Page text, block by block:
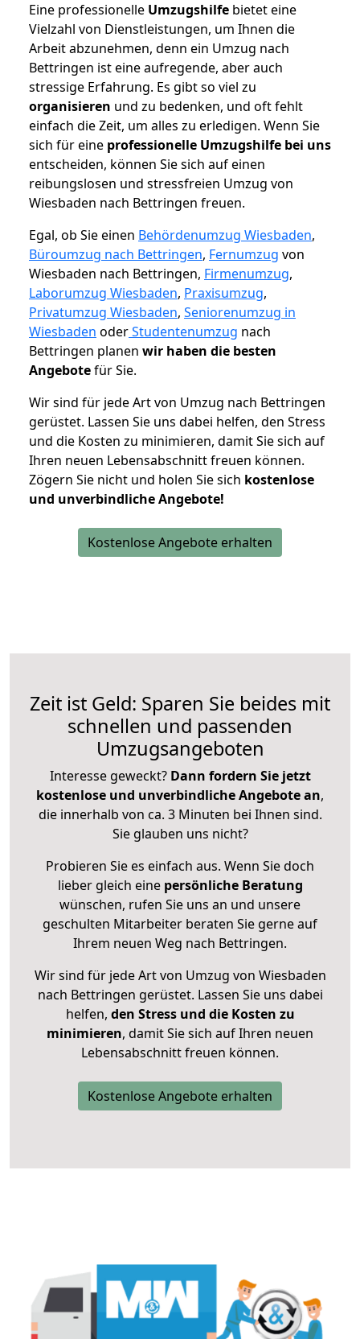
Eine professionelle Umzugshilfe bietet eine
Vielzahl von Dienstleistungen, um Ihnen die
Arbeit abzunehmen, denn ein Umzug nach
Bettringen ist eine aufregende, aber auch
stressige Erfahrung. Es gibt so viel zu
organisieren und zu bedenken, und oft fehlt
einfach die Zeit, um alles zu erledigen. Wenn Sie
sich für eine professionelle Umzugshilfe bei uns
entscheiden, können Sie sich auf einen
reibungslosen und stressfreien Umzug von
Wiesbaden nach Bettringen freuen.
Egal, ob Sie einen Behördenumzug Wiesbaden,
Büroumzug nach Bettringen, Fernumzug von
Wiesbaden nach Bettringen, Firmenumzug,
Laborumzug Wiesbaden, Praxisumzug,
Privatumzug Wiesbaden, Seniorenumzug in
Wiesbaden oderStudentenumzug nach
Bettringen planen wir haben die besten
Angebotefür Sie.
Wir sind für jede Art von Umzug nach Bettringen
gerüstet. Lassen Sie uns dabei helfen, den Stress
und die Kosten zu minimieren, damit Sie sich auf
Ihren neuen Lebensabschnitt freuen können.
Zögern Sie nicht und holen Sie sich kostenlose
und unverbindliche Angebote!
Kostenlose Angebote erhalten
Zeit ist Geld: Sparen Sie beides mit
schnellen und passenden
Umzugsangeboten
Interesse geweckt? Dann fordern Sie jetzt
kostenlose und unverbindliche Angebote an,
die innerhalb von ca. 3 Minuten bei Ihnen sind.
Sie glauben uns nicht?
Probieren Sie es einfach aus. Wenn Sie doch
lieber gleich eine persönliche Beratung
wünschen, rufen Sie uns an und unsere
geschulten Mitarbeiter beraten Sie gerne auf
Ihrem neuen Weg nach Bettringen.
Wir sind für jede Art von Umzug von Wiesbaden
nach Bettringen gerüstet. Lassen Sie uns dabei
helfen, den Stress und die Kosten zu
minimieren, damit Sie sich auf Ihren neuen
Lebensabschnitt freuen können.
Kostenlose Angebote erhalten